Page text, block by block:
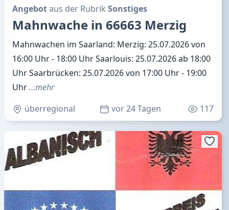
Angebotaus der Rubrik Sonstiges
Mahnwache in 66663 Merzig
Mahnwachen im Saarland: Merzig: 25.07.2026 von
16:00 Uhr - 18:00 Uhr Saarlouis: 25.07.2026 ab 18:00
Uhr Saarbrücken: 25.07.2026 von 17:00 Uhr - 19:00
Uhr…mehr
überregional
vor 24 Tagen 117